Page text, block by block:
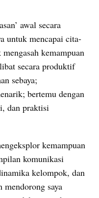
awal secara
untuk mencapai cita-
kemampuan
secara produktif
sebaya;
bertemu dengan
dan praktisi
kemampuan
komunikasi
kelompok, dan
mendorong saya